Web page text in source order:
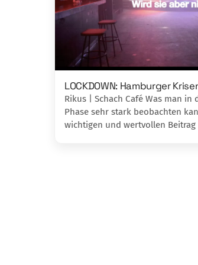
LOCKDOWN: Hamburger
Rikus | Schach Café Was man in
Phase sehr stark beobachten
wichtigen und wertvollen